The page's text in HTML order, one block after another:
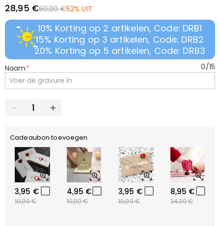
28,95 €60,00 €52% UIT
10% Korting op 2 artikelen, Code: DRB1
15% Korting op 3 artikelen, Code: DRB2
20% Korting op 5 artikelen, Code: DRB3
Naam* 0/15
Cadeaubon toevoegen
3,95 €
10,00 €
4,95 €
10,00 €
3,95 €
10,00 €
8,95 €
24,00 €